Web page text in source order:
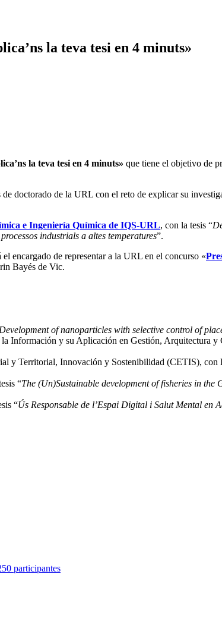
la teva tesi en 4 minuts»
la teva tesi en 4 minuts» que tiene el objetivo de
de doctorado de la URL con el reto de explicar su
e Ingeniería Química de IQS-URL, con la tesis “
industrials a altes temperatures”.
el encargado de representar a la URL en el concurso «
Bayés de Vic.
Development of nanoparticles with selective control of
Información y su Aplicación en Gestión, Arquitectura y
y Territorial, Innovación y Sostenibilidad (CETIS), con
“The (Un)Sustainable development of fisheries in
“Ús Responsable de l’Espai Digital i Salut Mental en
participantes